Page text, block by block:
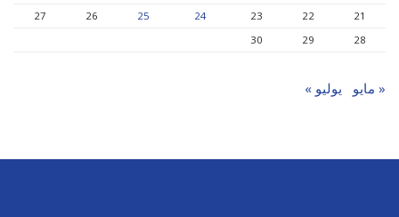
21
22
23
24
25
26
27
28
29
30
« مايو يوليو »